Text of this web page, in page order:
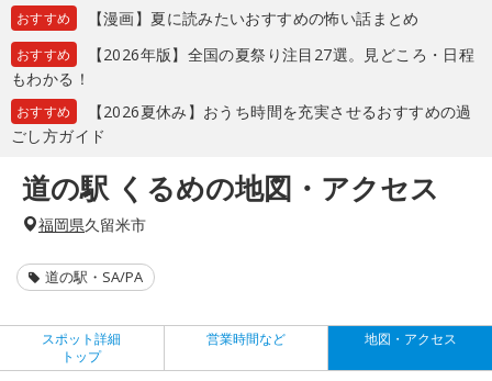
おすすめ 【漫画】夏に読みたいおすすめの怖い話まとめ
おすすめ
【2026年版】全国の夏祭り注目27選。見どころ・日程
もわかる！
おすすめ
【2026夏休み】おうち時間を充実させるおすすめの過
ごし方ガイド
道の駅 くるめの地図・アクセス
福岡県久留米市
道の駅・SA/PA
スポット詳細
トップ
営業時間など 地図・アクセス